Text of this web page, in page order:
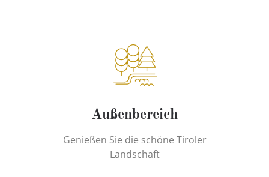
Außenbereich
Genießen Sie die schöne Tiroler
Landschaft